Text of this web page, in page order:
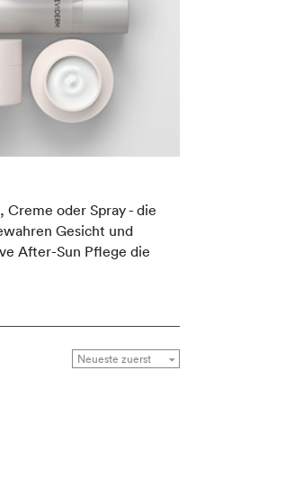
oder Spray - die
Gesicht und
After-Sun Pflege die